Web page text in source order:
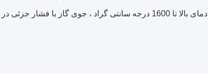
دمای بالا تا 1600 درجه سانتی گراد ، جوی گاز با فشار جزئی در محدوده میلی متر یا تورر ایجاد شود.